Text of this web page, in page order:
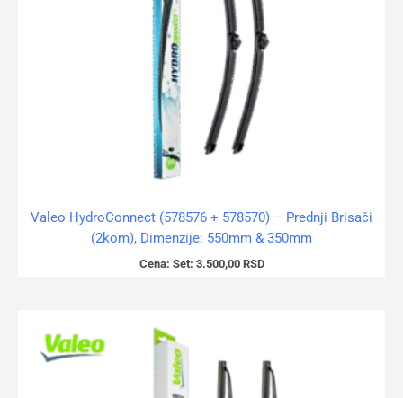
Valeo HydroConnect (578576 + 578570) – Prednji Brisači
(2kom), Dimenzije: 550mm & 350mm
Cena: Set: 3.500,00 RSD